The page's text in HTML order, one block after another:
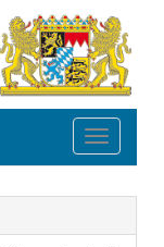
Toggle